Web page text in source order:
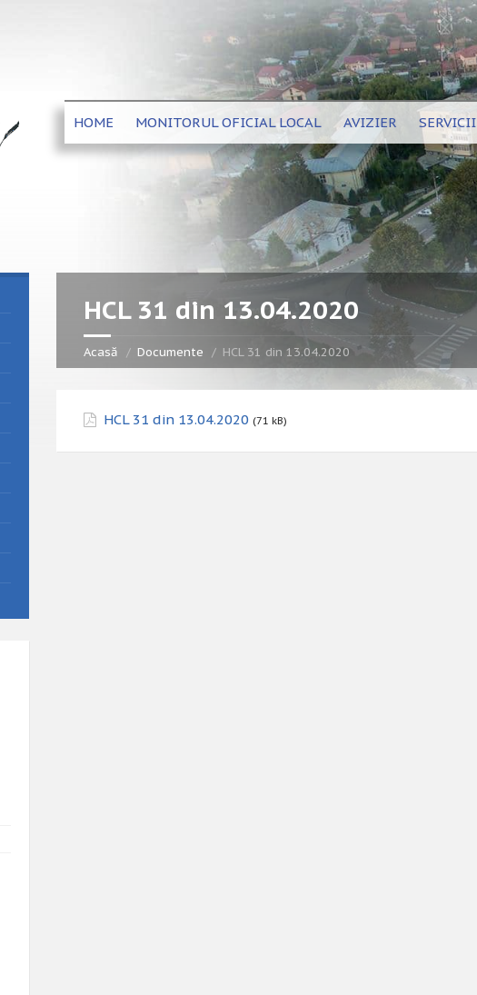
HOME MONITORUL OFICIAL LOCAL AVIZIER
HCL 31 din 13.04.2020
Acasă Documente HCL 31 din 13.04.2020
HCL 31 din 13.04.2020 (71 kB)